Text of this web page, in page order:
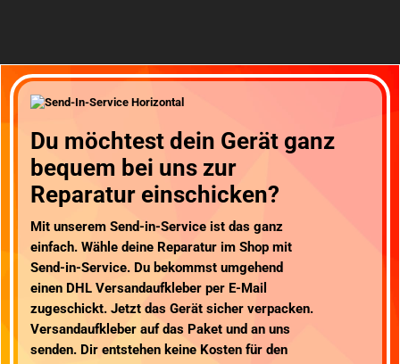
Du möchtest dein Gerät ganz
bequem bei uns zur
Reparatur einschicken?
Mit unserem Send-in-Serviceist das ganz
einfach. Wähle deine Reparatur im Shop mit
Send-in-Service. Du bekommst umgehend
einen DHL Versandaufkleberper E-Mail
zugeschickt. Jetzt das Gerät sicher verpacken.
Versandaufkleber auf das Paket und an uns
senden. Dir entstehen keine Kosten für den